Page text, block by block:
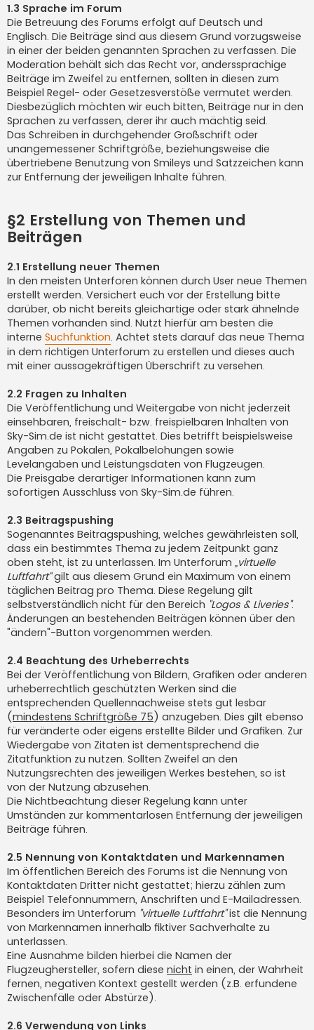
1.3 Sprache im Forum
Die Betreuung des Forums erfolgt auf Deutsch und
Englisch. Die Beiträge sind aus diesem Grund vorzugsweise
in einer der beiden genannten Sprachen zu verfassen. Die
Moderation behält sich das Recht vor, anderssprachige
Beiträge im Zweifel zu entfernen, sollten in diesen zum
Beispiel Regel- oder Gesetzesverstöße vermutet werden.
Diesbezüglich möchten wir euch bitten, Beiträge nur in den
Sprachen zu verfassen, derer ihr auch mächtig seid.
Das Schreiben in durchgehender Großschrift oder
unangemessener Schriftgröße, beziehungsweise die
übertriebene Benutzung von Smileys und Satzzeichen kann
zur Entfernung der jeweiligen Inhalte führen.
§2 Erstellung von Themen und
Beiträgen
2.1 Erstellung neuer Themen
In den meisten Unterforen können durch User neue Themen
erstellt werden. Versichert euch vor der Erstellung bitte
darüber, ob nicht bereits gleichartige oder stark ähnelnde
Themen vorhanden sind. Nutzt hierfür am besten die
interne Suchfunktion. Achtet stets darauf das neue Thema
in dem richtigen Unterforum zu erstellen und dieses auch
mit einer aussagekräftigen Überschrift zu versehen.
2.2 Fragen zu Inhalten
Die Veröffentlichung und Weitergabe von nicht jederzeit
einsehbaren, freischalt- bzw. freispielbaren Inhalten von
Sky-Sim.de ist nicht gestattet. Dies betrifft beispielsweise
Angaben zu Pokalen, Pokalbelohungen sowie
Levelangaben und Leistungsdaten von Flugzeugen.
Die Preisgabe derartiger Informationen kann zum
sofortigen Ausschluss von Sky-Sim.de führen.
2.3 Beitragspushing
Sogenanntes Beitragspushing, welches gewährleisten soll,
dass ein bestimmtes Thema zu jedem Zeitpunkt ganz
oben steht, ist zu unterlassen. Im Unterforum „virtuelle
Luftfahrt“gilt aus diesem Grund ein Maximum von einem
täglichen Beitrag pro Thema. Diese Regelung gilt
selbstverständlich nicht für den Bereich "Logos & Liveries".
Änderungen an bestehenden Beiträgen können über den
"ändern"-Button vorgenommen werden.
2.4 Beachtung des Urheberrechts
Bei der Veröffentlichung von Bildern, Grafiken oder anderen
urheberrechtlich geschützten Werken sind die
entsprechenden Quellennachweise stets gut lesbar
(mindestens Schriftgröße 75) anzugeben. Dies gilt ebenso
für veränderte oder eigens erstellte Bilder und Grafiken. Zur
Wiedergabe von Zitaten ist dementsprechend die
Zitatfunktion zu nutzen. Sollten Zweifel an den
Nutzungsrechten des jeweiligen Werkes bestehen, so ist
von der Nutzung abzusehen.
Die Nichtbeachtung dieser Regelung kann unter
Umständen zur kommentarlosen Entfernung der jeweiligen
Beiträge führen.
2.5 Nennung von Kontaktdaten und Markennamen
Im öffentlichen Bereich des Forums ist die Nennung von
Kontaktdaten Dritter nicht gestattet; hierzu zählen zum
Beispiel Telefonnummern, Anschriften und E-Mailadressen.
Besonders im Unterforum "virtuelle Luftfahrt"ist die Nennung
von Markennamen innerhalb fiktiver Sachverhalte zu
unterlassen.
Eine Ausnahme bilden hierbei die Namen der
Flugzeughersteller, sofern diese nicht in einen, der Wahrheit
fernen, negativen Kontext gestellt werden (z.B. erfundene
Zwischenfälle oder Abstürze).
2.6 Verwendung von Links